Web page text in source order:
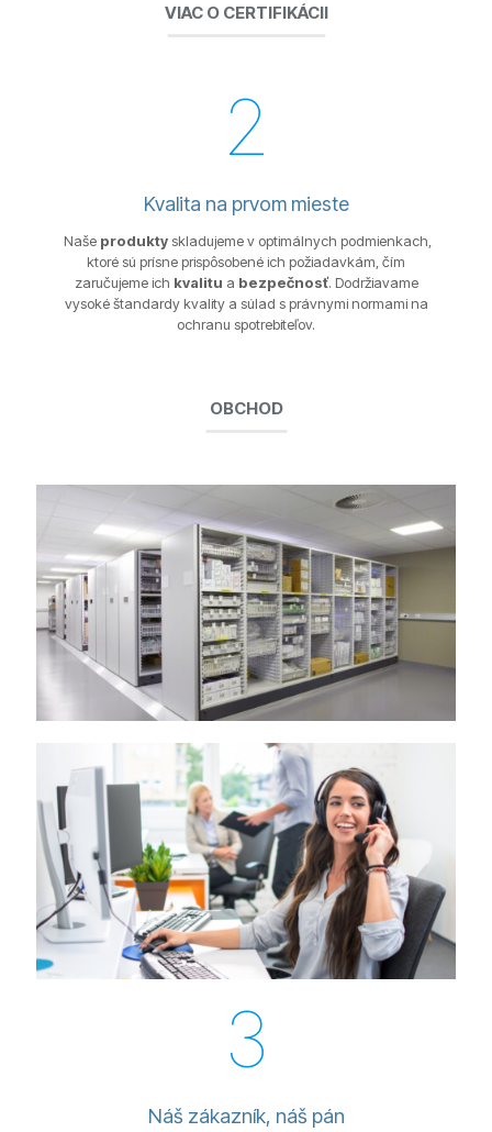
VIAC O CERTIFIKÁCII
2
Kvalita na prvom mieste
Naše produktyskladujeme v optimálnych podmienkach,
ktoré sú prísne prispôsobené ich požiadavkám, čím
zaručujeme ich kvalitu a bezpečnosť. Dodržiavame
vysoké štandardy kvality a súlad s právnymi normami na
ochranu spotrebiteľov.
OBCHOD
3
Náš zákazník, náš pán